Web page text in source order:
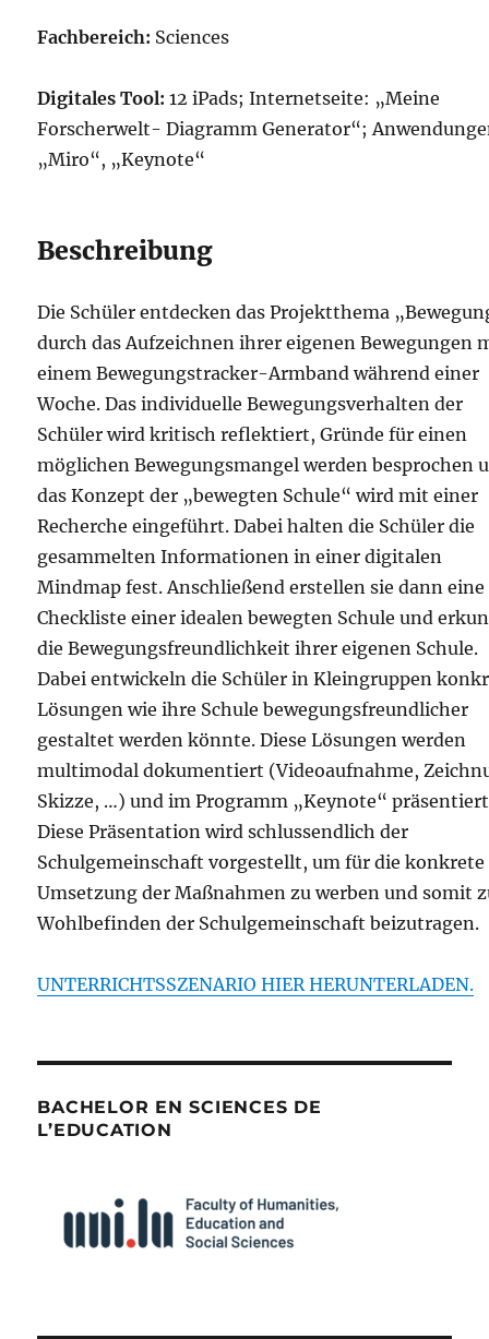
Fachbereich: Sciences
Digitales Tool:12 iPads; Internetseite: „Meine
Forscherwelt- Diagramm Generator“;
„Miro“, „Keynote“
Beschreibung
Die Schüler entdecken das Projektthema
durch das Aufzeichnen ihrer eigenen Bewegungen
einem Bewegungstracker-Armband während einer
Woche. Das individuelle Bewegungsverhalten der
Schüler wird kritisch reflektiert, Gründe für einen
möglichen Bewegungsmangel werden besprochen
das Konzept der „bewegten Schule“ wird mit einer
Recherche eingeführt. Dabei halten die Schüler die
gesammelten Informationen in einer digitalen
Mindmap fest. Anschließend erstellen sie dann eine
Checkliste einer idealen bewegten Schule und
die Bewegungsfreundlichkeit ihrer eigenen Schule.
Dabei entwickeln die Schüler in Kleingruppen
Lösungen wie ihre Schule bewegungsfreundlicher
gestaltet werden könnte. Diese Lösungen werden
multimodal dokumentiert (Videoaufnahme,
Skizze, …) und im Programm „Keynote“
Diese Präsentation wird schlussendlich der
Schulgemeinschaft vorgestellt, um für die konkrete
Umsetzung der Maßnahmen zu werben und somit
Wohlbefinden der Schulgemeinschaft beizutragen.
UNTERRICHTSSZENARIO HIER HERUNTERLADEN.
BACHELOR EN SCIENCES DE
L’EDUCATION